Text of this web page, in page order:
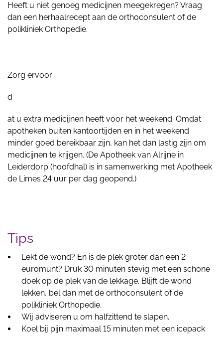
Heeft u niet genoeg medicijnen meegekregen? Vraag
dan een herhaalrecept aan de orthoconsulent of de
polikliniek Orthopedie.
Zorg ervoor
d
at u extra medicijnen heeft voor het weekend. Omdat
apotheken buiten kantoortijden en in het weekend
minder goed bereikbaar zijn, kan het dan lastig zijn om
medicijnen te krijgen. (De Apotheek van Alrijne in
Leiderdorp (hoofdhal) is in samenwerking met Apotheek
de Limes 24 uur per dag geopend.)
Tips
Lekt de wond? En is de plek groter dan een 2
euromunt? Druk 30 minuten stevig met een schone
doek op de plek van de lekkage. Blijft de wond
lekken, bel dan met de orthoconsulent of de
polikliniek Orthopedie.
Wij adviseren u om halfzittend te slapen.
Koel bij pijn maximaal 15 minuten met een icepack